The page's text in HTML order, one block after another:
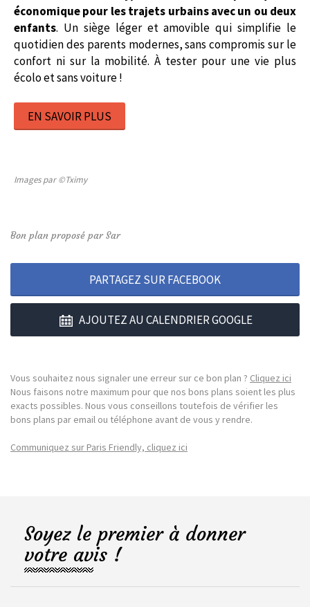
économique pour les trajets urbains avec un ou deux
enfants. Un siège léger et amovible qui simplifie le
quotidien des parents modernes, sans compromis sur le
confort ni sur la mobilité. À tester pour une vie plus
écolo et sans voiture !
EN SAVOIR PLUS
Images par ©Tximy
Bon plan proposé par Sar
PARTAGEZ SUR FACEBOOK
AJOUTEZ AU CALENDRIER GOOGLE
Vous souhaitez nous signaler une erreur sur ce bon plan ? Cliquez ici
Nous faisons notre maximum pour que nos bons plans soient les plus
exacts possibles. Nous vous conseillons toutefois de vérifier les
bons plans par email ou téléphone avant de vous y rendre.
Communiquez sur Paris Friendly, cliquez ici
Soyez le premier à donner
votre avis !